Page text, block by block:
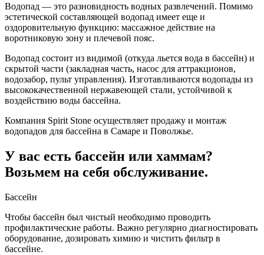
Водопад — это разновидность водных развлечений. Помимо
эстетической составляющей водопад имеет еще и
оздоровительную функцию: массажное действие на
воротниковую зону и плечевой пояс.
Водопад состоит из видимой (откуда льется вода в бассейн) и
скрытой части (закладная часть, насос для аттракционов,
водозабор, пульт управления). Изготавливаются водопады из
высококачественной нержавеющей стали, устойчивой к
воздействию воды бассейна.
Компания Spirit Stone осуществляет продажу и монтаж
водопадов для бассейна в Самаре и Поволжье.
У вас есть бассейн или хаммам?
Возьмем на себя обслуживание.
Бассейн
Чтобы бассейн был чистый необходимо проводить
профилактические работы. Важно регулярно диагностировать
оборудование, дозировать химию и чистить фильтр в
бассейне.